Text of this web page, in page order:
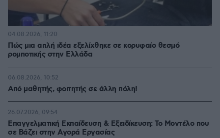
Πώς μια απλή ιδέα εξελίχθηκε σε κορυφαίο θεσμό
ρομποτικής στην Ελλάδα
04.08.2026, 11:20
Από μαθητής, φοιτητής σε άλλη πόλη!
06.08.2026, 10:52
Επαγγελματική Εκπαίδευση & Εξειδίκευση: Το Mοντέλο που
σε Bάζει στην Aγορά Eργασίας
26.07.2026, 09:54